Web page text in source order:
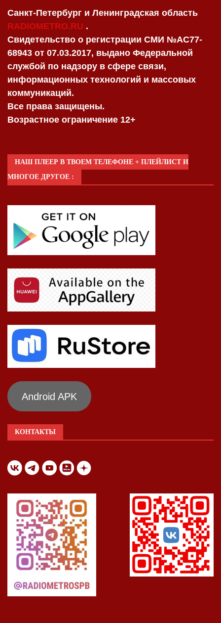
Санкт-Петербург и Ленинградская область
RADIOMETRO.RU .
Свидетельство о регистрации СМИ №AC77-
68943 от 07.03.2017, выдано Федеральной
службой по надзору в сфере связи,
информационных технологий и массовых
коммуникаций.
Все права защищены.
Возрастное ограничение 12+
НАШ ПЛЕЕР В ТВОЕМ ТЕЛЕФОНЕ + ПЛЕЙЛИСТ И
МНОГОЕ ДРУГОЕ :
Android APK
КОНТАКТЫ